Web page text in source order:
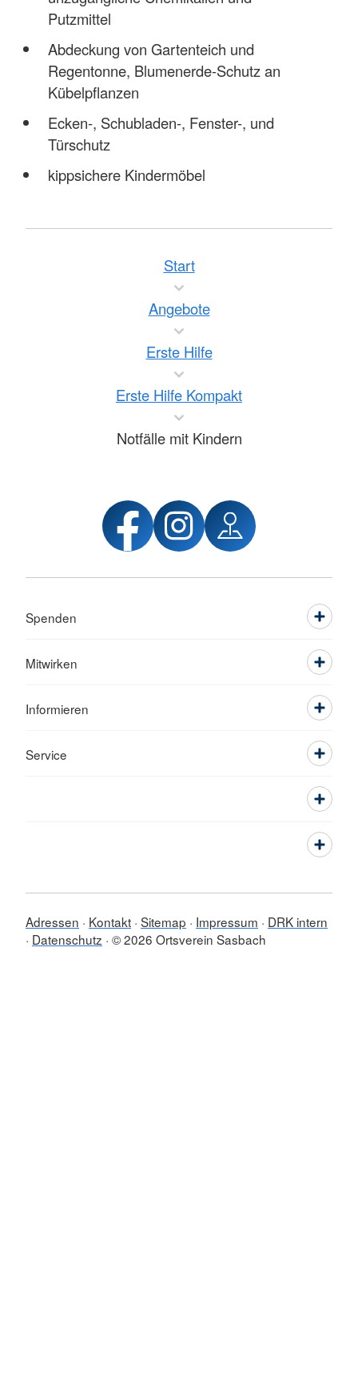
Putzmittel
Abdeckung von Gartenteich und
Regentonne, Blumenerde-Schutz an
Kübelpflanzen
Ecken-, Schubladen-, Fenster-, und
Türschutz
kippsichere Kindermöbel
Start
Angebote
Erste Hilfe
Erste Hilfe Kompakt
Notfälle mit Kindern
Spenden
Mitwirken
Informieren
Service
Adressen Kontakt Sitemap Impressum
DRK intern
Datenschutz © 2026 Ortsverein Sasbach